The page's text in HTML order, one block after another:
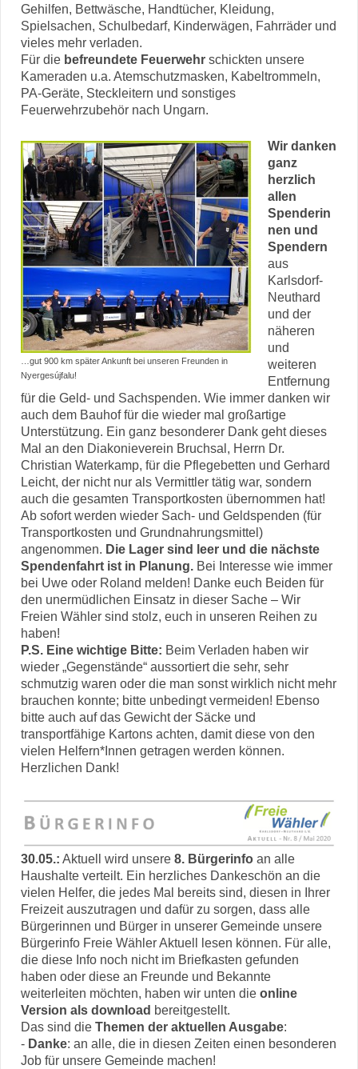
Gehilfen, Bettwäsche, Handtücher, Kleidung,
Spielsachen, Schulbedarf, Kinderwägen, Fahrräder und
vieles mehr verladen.
Für die befreundete Feuerwehr schickten unsere
Kameraden u.a. Atemschutzmasken, Kabeltrommeln,
PA-Geräte, Steckleitern und sonstiges
Feuerwehrzubehör nach Ungarn.
…gut 900 km später Ankunft bei unseren Freunden in
Nyergesújfalu!
Wir danken
ganz
herzlich
allen
Spenderin
nen und
Spendern
aus
Karlsdorf-
Neuthard
und der
näheren
und
weiteren
Entfernung
für die Geld- und Sachspenden. Wie immer danken wir
auch dem Bauhof für die wieder mal großartige
Unterstützung. Ein ganz besonderer Dank geht dieses
Mal an den Diakonieverein Bruchsal, Herrn Dr.
Christian Waterkamp, für die Pflegebetten und Gerhard
Leicht, der nicht nur als Vermittler tätig war, sondern
auch die gesamten Transportkosten übernommen hat!
Ab sofort werden wieder Sach- und Geldspenden (für
Transportkosten und Grundnahrungsmittel)
angenommen. Die Lager sind leer und die nächste
Spendenfahrt ist in Planung. Bei Interesse wie immer
bei Uwe oder Roland melden! Danke euch Beiden für
den unermüdlichen Einsatz in dieser Sache – Wir
Freien Wähler sind stolz, euch in unseren Reihen zu
haben!
P.S. Eine wichtige Bitte: Beim Verladen haben wir
wieder „Gegenstände“ aussortiert die sehr, sehr
schmutzig waren oder die man sonst wirklich nicht mehr
brauchen konnte; bitte unbedingt vermeiden! Ebenso
bitte auch auf das Gewicht der Säcke und
transportfähige Kartons achten, damit diese von den
vielen Helfern*Innen getragen werden können.
Herzlichen Dank!
30.05.: Aktuell wird unsere 8. Bürgerinfo an alle
Haushalte verteilt. Ein herzliches Dankeschön an die
vielen Helfer, die jedes Mal bereits sind, diesen in Ihrer
Freizeit auszutragen und dafür zu sorgen, dass alle
Bürgerinnen und Bürger in unserer Gemeinde unsere
Bürgerinfo Freie Wähler Aktuell lesen können. Für alle,
die diese Info noch nicht im Briefkasten gefunden
haben oder diese an Freunde und Bekannte
weiterleiten möchten, haben wir unten die online
Version als download bereitgestellt.
Das sind die Themen der aktuellen Ausgabe:
- Danke: an alle, die in diesen Zeiten einen besonderen
Job für unsere Gemeinde machen!